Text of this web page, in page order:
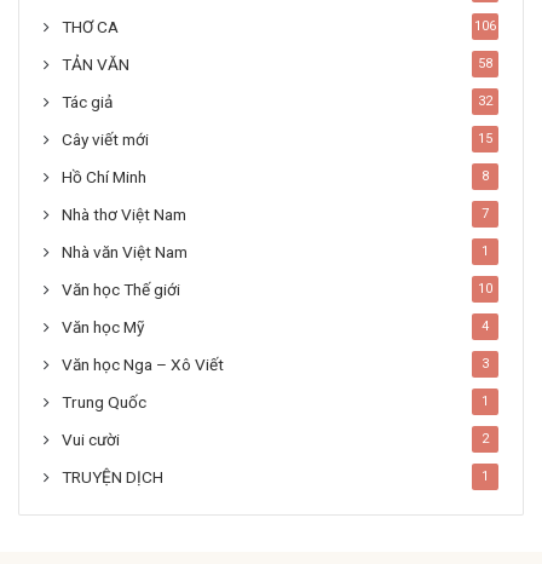
THƠ CA 106
TẢN VĂN 58
Tác giả 32
Cây viết mới 15
Hồ Chí Minh 8
Nhà thơ Việt Nam 7
Nhà văn Việt Nam 1
Văn học Thế giới 10
Văn học Mỹ 4
Văn học Nga – Xô Viết 3
Trung Quốc 1
Vui cười 2
TRUYỆN DỊCH 1